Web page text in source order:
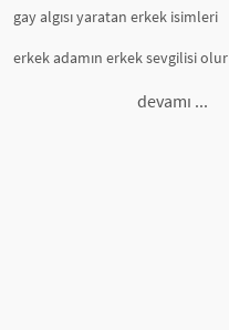
gay algısı yaratan erkek isimleri
erkek adamın erkek sevgilisi olur
devamı ...